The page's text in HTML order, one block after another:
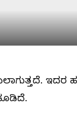
ಇದರ